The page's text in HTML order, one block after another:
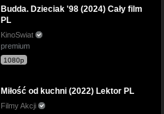
Budda. Dzieciak '98 (2024) Cały film
PL
KinoSwiat
premium
1080p
Miłość od kuchni (2022) Lektor PL
Filmy Akcji